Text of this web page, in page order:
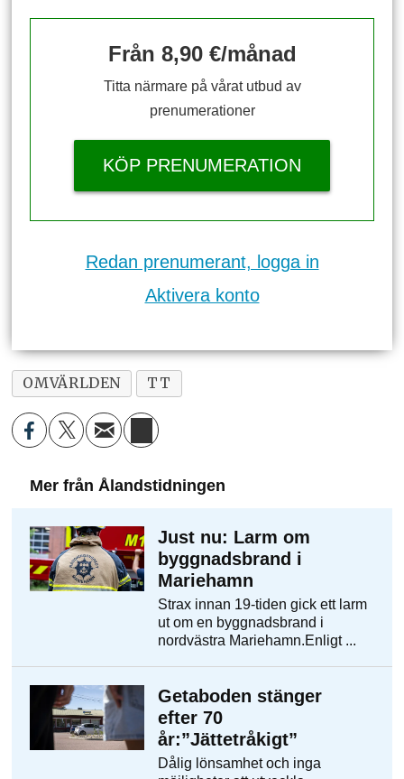
Från 8,90 €/månad
Titta närmare på vårat utbud av
prenumerationer
KÖP PRENUMERATION
Redan prenumerant, logga in
Aktivera konto
OMVÄRLDEN TT